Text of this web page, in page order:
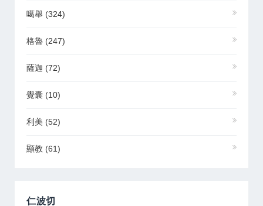
噶舉 (324)
格魯 (247)
薩迦 (72)
覺囊 (10)
利美 (52)
顯教 (61)
仁波切